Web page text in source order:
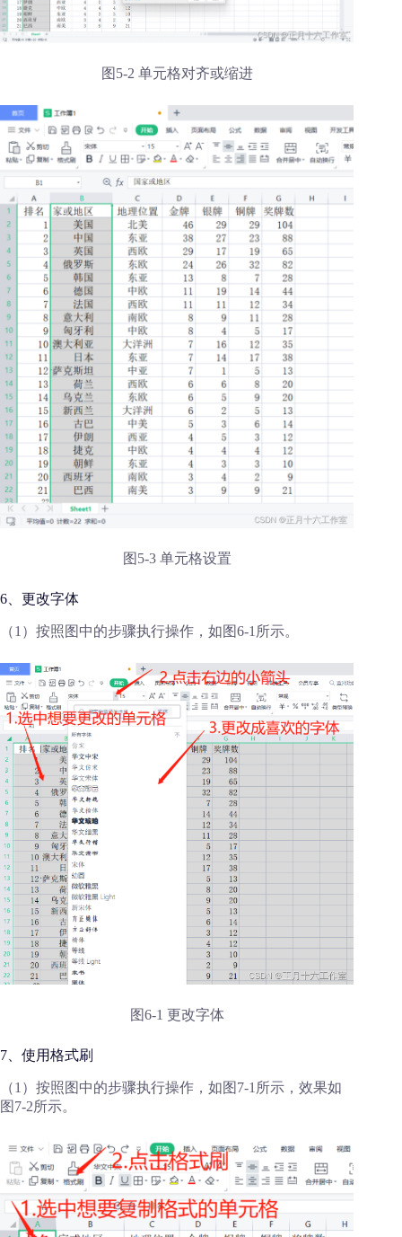
图5-2 单元格对齐或缩进
图5-3 单元格设置
6、更改字体
（1）按照图中的步骤执行操作，如图6-1所示。
图6-1 更改字体
7、使用格式刷
（1）按照图中的步骤执行操作，如图7-1所示，效果如
图7-2所示。